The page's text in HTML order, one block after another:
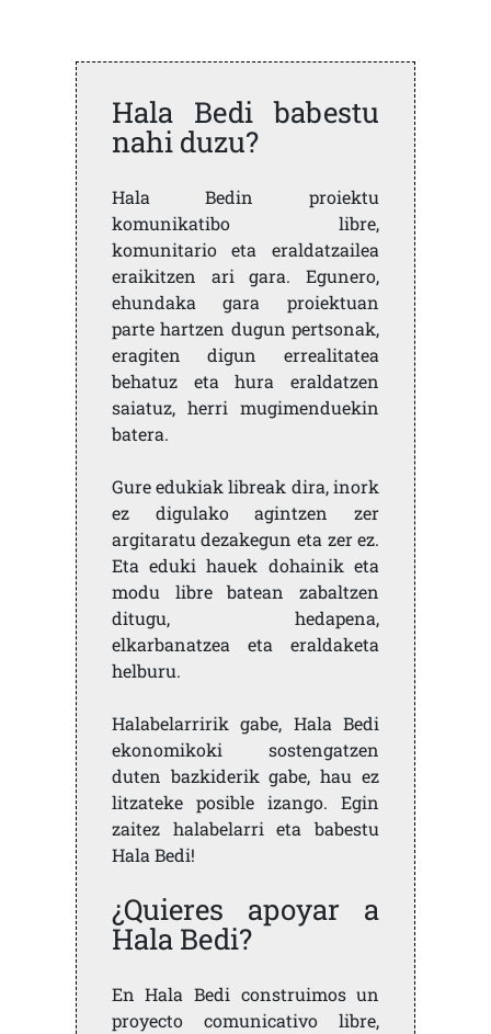
Hala Bedi babestu
nahi duzu?
Hala Bedin proiektu
komunikatibo libre,
komunitario eta eraldatzailea
eraikitzen ari gara. Egunero,
ehundaka gara proiektuan
parte hartzen dugun pertsonak,
eragiten digun errealitatea
behatuz eta hura eraldatzen
saiatuz, herri mugimenduekin
batera.
Gure edukiak libreak dira, inork
ez digulako agintzen zer
argitaratu dezakegun eta zer ez.
Eta eduki hauek dohainik eta
modu libre batean zabaltzen
ditugu, hedapena,
elkarbanatzea eta eraldaketa
helburu.
Halabelarririk gabe, Hala Bedi
ekonomikoki sostengatzen
duten bazkiderik gabe, hau ez
litzateke posible izango. Egin
zaitez halabelarri eta babestu
Hala Bedi!
¿Quieres apoyar a
Hala Bedi?
En Hala Bedi construimos un
proyecto comunicativo libre,